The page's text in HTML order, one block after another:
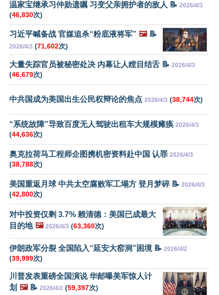
温家宝继承习仲勋遗嘱 习变父亲拥护者的敌人 📝 2026/4/3
(46,830次)
习近平喊备战 官媒追杀“粉底液将军” 🖼️📝
2026/4/3 (71,602次)
大量失踪官员被秘密处决 内幕让人瞠目结舌 📝 2026/4/3
(46,679次)
中共国成为美国出生公民权辩论的焦点 2026/4/3 (38,744次)
“系统故障”导致百度无人驾驶出租车大规模瘫痪 2026/4/3
(44,636次)
奥克拉荷马工程师企图携机密资料赴中国 认罪 2026/4/3
(38,788次)
美国重返月球 中共太空腐败军工塌方 登月梦碎 📝 2026/4/3
(42,800次)
对中投资仅剩 3.7% 赖清德：美国已成最大
目的地 🖼️ 2026/4/3 (63,360次)
伊朗政军分裂 全国陷入“延安大窑洞”困境 📝 2026/4/2
(39,999次)
川普发表重磅全国演说 华邮曝美军惊人计
划 🖼️📝 2026/4/2 (59,397次)